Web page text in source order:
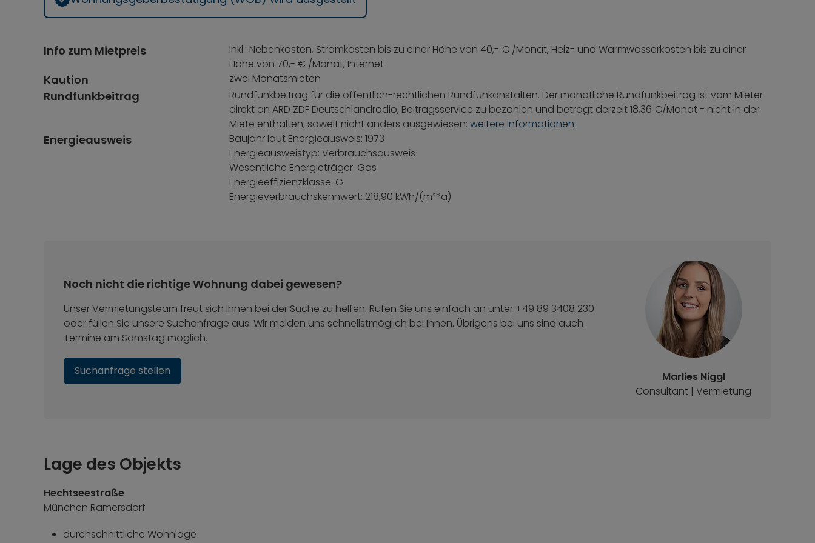
Info zum Mietpreis
Inkl.: Nebenkosten, Stromkosten bis zu einer Höhe von 40,- € /Monat, Heiz- und Warmwasserkosten bis zu einer
Höhe von 70,- € /Monat, Internet
Kaution zwei Monatsmieten
Rundfunkbeitrag
Rundfunkbeitrag für die öffentlich-rechtlichen Rundfunkanstalten. Der monatliche Rundfunkbeitrag ist vom Mieter
direkt an ARD ZDF Deutschlandradio, Beitragsservice zu bezahlen und beträgt derzeit 18,36 €/Monat - nicht in der
Miete enthalten, soweit nicht anders ausgewiesen: weitere Informationen
Energieausweis
Baujahr laut Energieausweis: 1973
Energieausweistyp: Verbrauchsausweis
Wesentliche Energieträger: Gas
Energieeffizienzklasse: G
Energieverbrauchskennwert: 218,90 kWh/(m²*a)
Marlies Niggl
Consultant | Vermietung
Noch nicht die richtige Wohnung dabei gewesen?
Unser Vermietungsteam freut sich Ihnen bei der Suche zu helfen. Rufen Sie uns einfach an unter +49 89 3408 230
oder füllen Sie unsere Suchanfrage aus. Wir melden uns schnellstmöglich bei Ihnen. Übrigens bei uns sind auch
Termine am Samstag möglich.
Suchanfrage stellen
Lage des Objekts
Hechtseestraße
München Ramersdorf
durchschnittliche Wohnlage